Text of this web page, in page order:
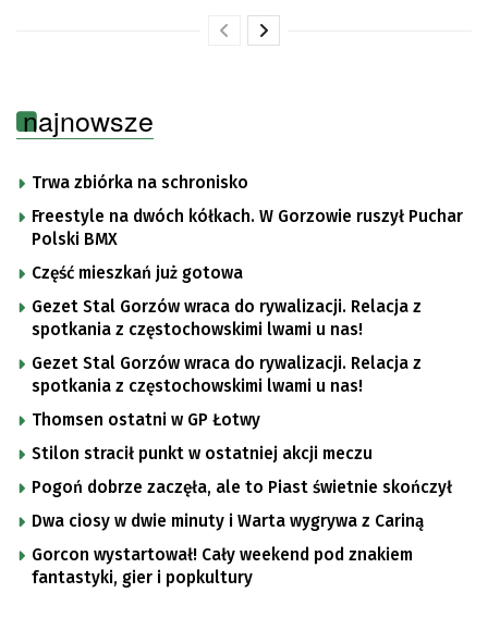
najnowsze
Trwa zbiórka na schronisko
Freestyle na dwóch kółkach. W Gorzowie ruszył Puchar
Polski BMX
Część mieszkań już gotowa
Gezet Stal Gorzów wraca do rywalizacji. Relacja z
spotkania z częstochowskimi lwami u nas!
Gezet Stal Gorzów wraca do rywalizacji. Relacja z
spotkania z częstochowskimi lwami u nas!
Thomsen ostatni w GP Łotwy
Stilon stracił punkt w ostatniej akcji meczu
Pogoń dobrze zaczęła, ale to Piast świetnie skończył
Dwa ciosy w dwie minuty i Warta wygrywa z Cariną
Gorcon wystartował! Cały weekend pod znakiem
fantastyki, gier i popkultury